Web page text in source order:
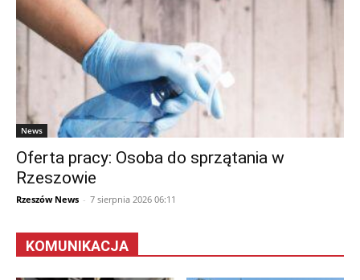
News
Oferta pracy: Osoba do sprzątania w
Rzeszowie
Rzeszów News - 7 sierpnia 2026 06:11
KOMUNIKACJA